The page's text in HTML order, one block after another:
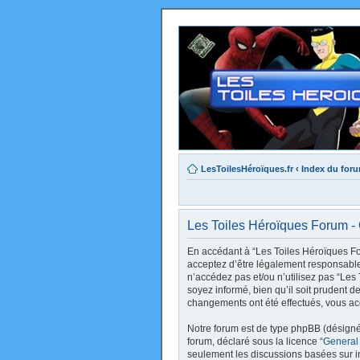
LesToilesHéroïques.fr ‹ Index du
Les Toiles Héroïques Forum
En accédant à “Les Toiles Héroïques
acceptez d’être légalement
n’accédez pas et/ou n’utilisez pas
soyez informé, bien qu’il soit prudent
changements ont été effectués, vous
Notre forum est de type phpBB
forum, déclaré sous la licence “
seulement les discussions basées sur